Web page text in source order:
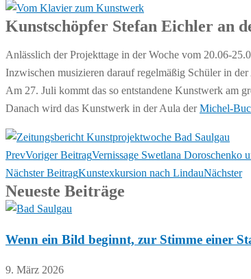
Kunstschöpfer Stefan Eichler an
Anlässlich der Projekttage in der Woche vom 20.06-
Inzwischen musizieren darauf regelmäßig Schüler in
Am 27. Juli kommt das so entstandene Kunstwerk am
Danach wird das Kunstwerk in der Aula derMichel-
PrevVoriger BeitragVernissage Swetlana Doroschenko
Nächster BeitragKunstexkursion nach LindauNächster
Neueste Beiträge
Wenn ein Bild beginnt, zur Stimme einer
9. März 2026